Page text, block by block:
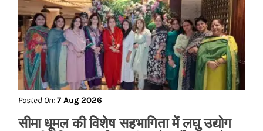
Posted On: 7 Aug 2026
ਮਾਨ ਸਰਕਾਰ ਦਾ ਸ਼ਲਾਘਾਯੋਗ ਕਦਮ, 152 ਹੋਰ
ਗਊਸ਼ਾਲਾਵਾਂ ਨੂੰ ਮਿਲਦੀ ਹੈ ਮੁਫ਼ਤ ਬਿਜਲੀ ਦੀ
ਸਹੂਲਤ: ਸੰਜੀਵ ਭਗਤ